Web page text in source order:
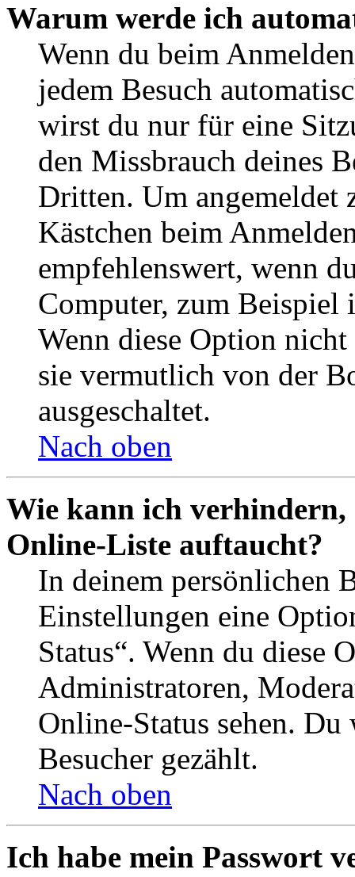
Warum werde ich
Wenn du beim
jedem Besuch
wirst du nur für eine
den Missbrauch deines
Dritten. Um angemeldet
Kästchen beim
empfehlenswert, wenn
Computer, zum Beispiel
Wenn diese Option
sie vermutlich von der
ausgeschaltet.
Nach oben
Wie kann ich verhindern,
Online-Liste auftaucht?
In deinem persönlichen
Einstellungen eine
Status“. Wenn du diese
Administratoren,
Online-Status sehen.
Besucher gezählt.
Nach oben
Ich habe mein Passwort